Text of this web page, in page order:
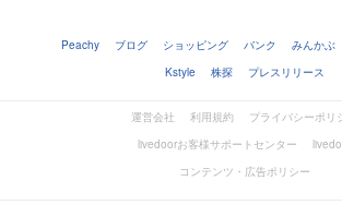
Peachy ブログ ショッピング バンク みんかぶ
Kstyle
株探 プレスリリース
運営会社 利用規約
プライバシーポリ
livedoorお客様サポートセンター
コンテンツ・広告ポリシー